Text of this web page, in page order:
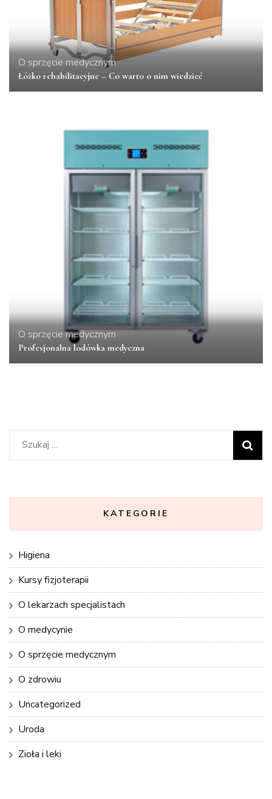
O sprzęcie medycznym
Łóżko rehabilitacyjne – Co warto o nim wiedzieć
O sprzęcie medycznym
Profesjonalna lodówka medyczna
Szukaj:
KATEGORIE
Higiena
Kursy fizjoterapii
O lekarzach specjalistach
O medycynie
O sprzęcie medycznym
O zdrowiu
Uncategorized
Uroda
Zioła i leki